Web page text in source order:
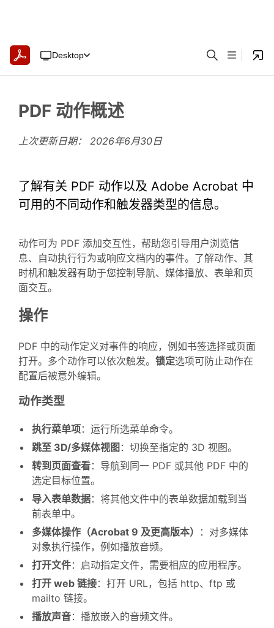
Desktop
PDF 动作概述
上次更新日期： 2026年6月30日
了解有关 PDF 动作以及 Adobe Acrobat 中
可用的不同动作和触发器类型的信息。
动作可为 PDF 添加交互性，帮助您引导用户浏览信
息、自动执行行为或响应文档内的事件。了解动作、其
时机和触发器有助于您控制导航、媒体播放、表单和页
面交互。
操作
PDF 中的动作定义对事件的响应，例如书签选择或页面
打开。多个动作可以依次触发。 锁定选项可防止动作在
配置后被意外编辑。
动作类型
执行菜单项：运行所选菜单命令。
跳至 3D/多媒体视图 ：切换至指定的 3D 视图。
转到页面查看：导航到同一 PDF 或其他 PDF 中的
选定目标位置。
导入表单数据：将其他文件中的表单数据加载到当
前表单中。
多媒体操作（Acrobat 9 及更高版本）
：对多媒体
对象执行操作，例如播放音频。
打开文件：启动指定文件，需要相应的应用程序。
打开 web 链接：打开 URL，包括 http、ftp 或
mailto 链接。
播放声音：播放嵌入的音频文件。